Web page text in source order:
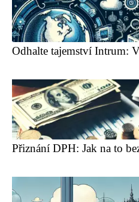
Odhalte tajemství Intrum:
Přiznání DPH: Jak na to